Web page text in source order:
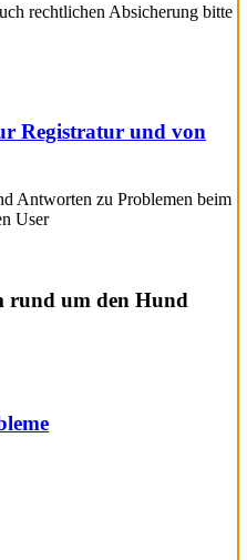
rechtlichen Absicherung bitte
Registratur und von
Antworten zu Problemen beim
User
rund um den Hund